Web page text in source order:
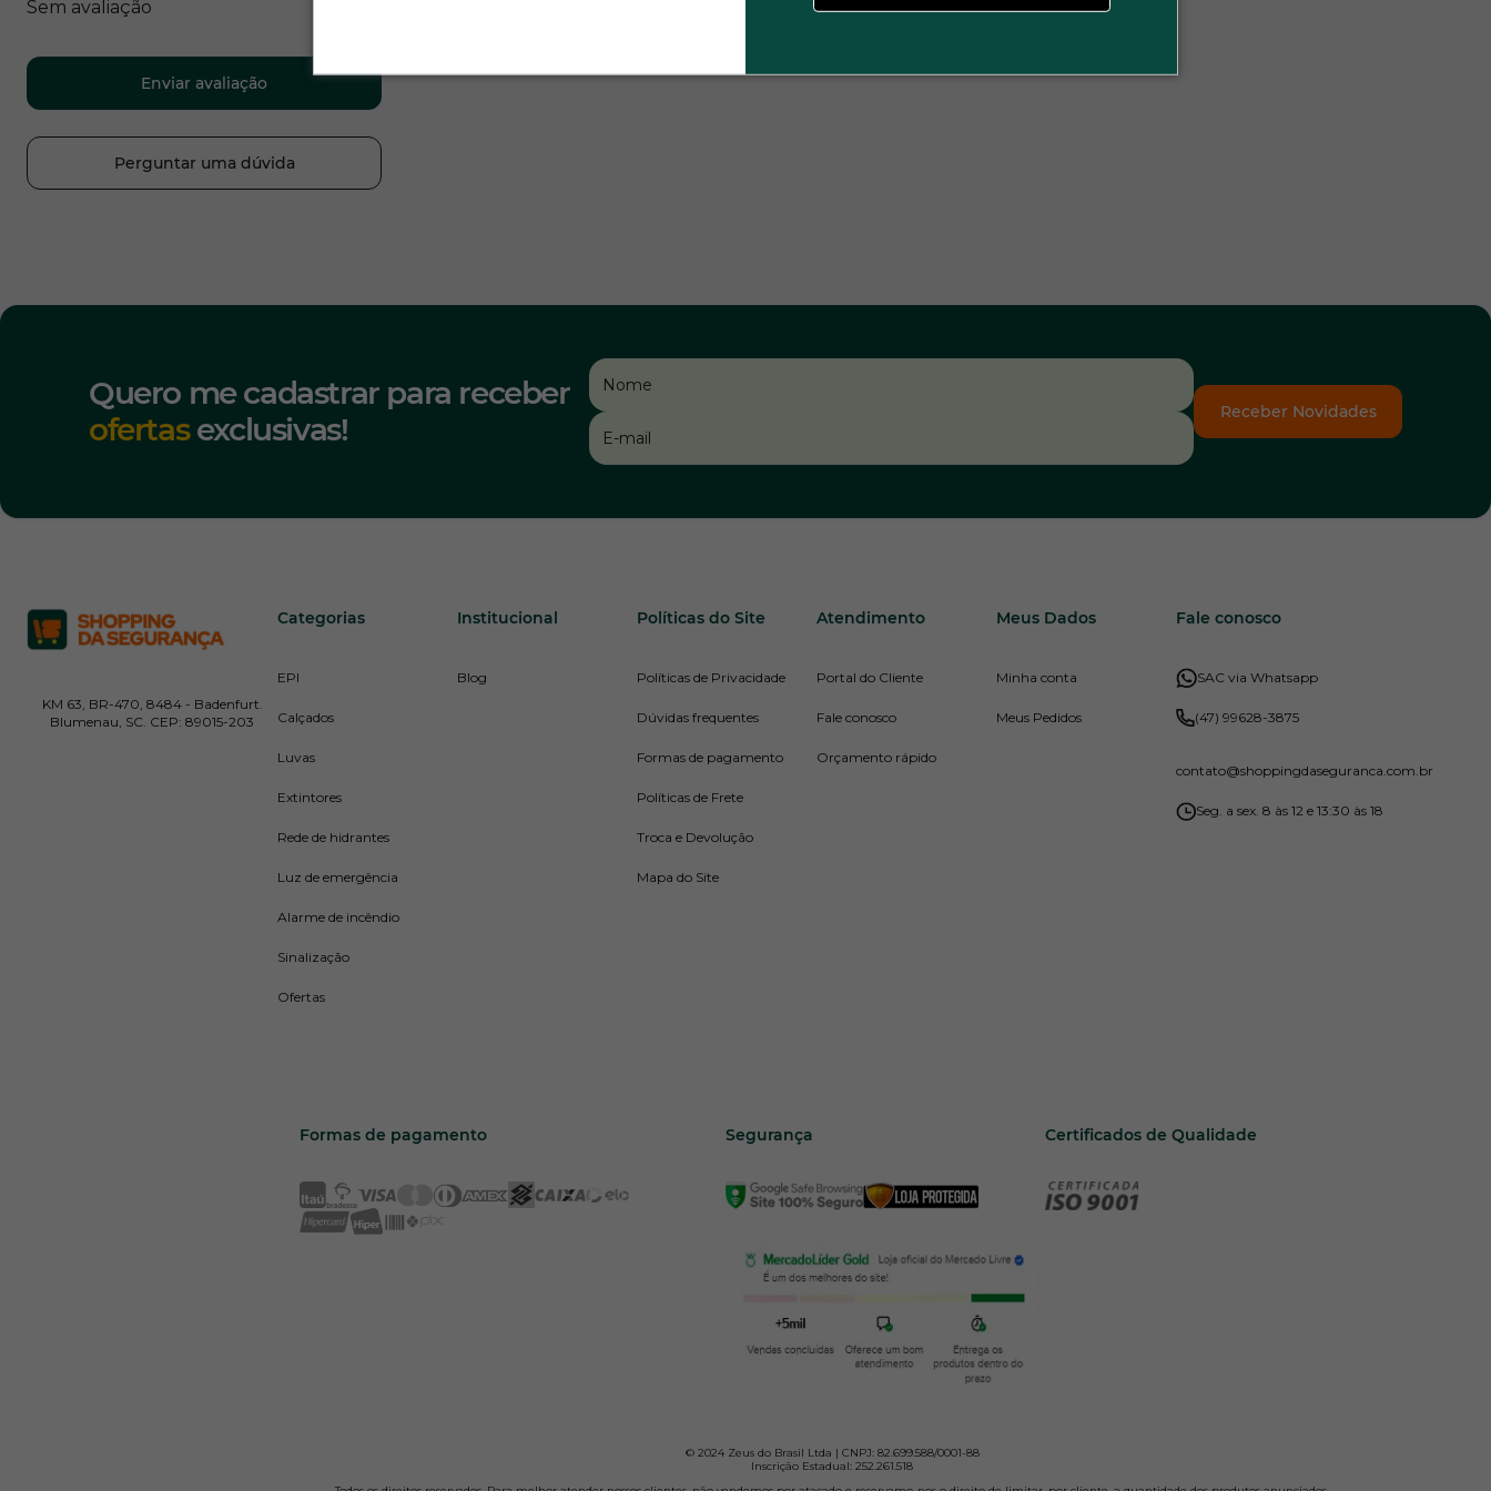
Sem avaliação
Enviar avaliação
Perguntar uma dúvida
Quero me cadastrar para receber
ofertasexclusivas! Receber Novidades
KM 63, BR-470, 8484 - Badenfurt.
Blumenau, SC. CEP: 89015-203
Categorias
EPI
Calçados
Luvas
Extintores
Rede de hidrantes
Luz de emergência
Alarme de incêndio
Sinalização
Ofertas
Institucional
Blog
Políticas do Site
Políticas de Privacidade
Dúvidas frequentes
Formas de pagamento
Políticas de Frete
Troca e Devolução
Mapa do Site
Atendimento
Portal do Cliente
Fale conosco
Orçamento rápido
Meus Dados
Minha conta
Meus Pedidos
Fale conosco
SAC via Whatsapp
(47) 99628-3875
contato@shoppingdaseguranca.com.br
Seg. a sex. 8 às 12 e 13:30 às 18
Formas de pagamento Segurança Certificados de Qualidade
© 2024 Zeus do Brasil Ltda | CNPJ: 82.699.588/0001-88
Inscrição Estadual: 252.261.518